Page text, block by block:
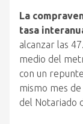
La
tasa
alcanzar las
medio del
con un
mismo mes
del Notariado